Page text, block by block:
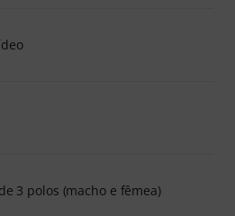
3 polos (macho e fêmea)